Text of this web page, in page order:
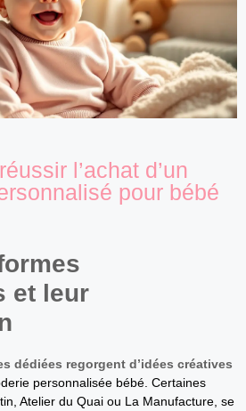
l’achat d’un
pour bébé
et leur
dédiées regorgent d’idées créatives
personnalisée bébé. Certaines
Atelier du Quai ou La Manufacture, se